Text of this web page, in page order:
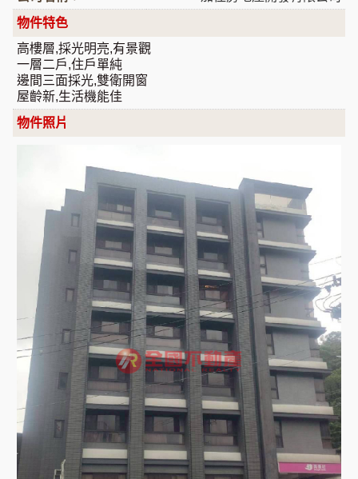
物件特色
高樓層,採光明亮,有景觀
一層二戶,住戶單純
邊間三面採光,雙衛開窗
屋齡新,生活機能佳
物件照片